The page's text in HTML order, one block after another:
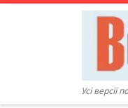
Перейти до вмісту
Усі версії